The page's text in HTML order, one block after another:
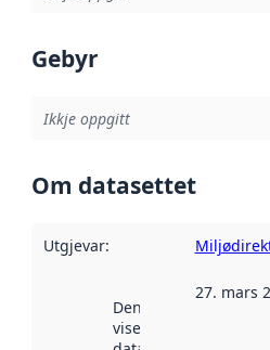
Gebyr
Ikkje oppgitt
Om datasettet
Utgjevar:
Denne datoen
viser når
27. mars